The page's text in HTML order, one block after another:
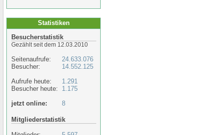
Statistiken
Besucherstatistik
Gezählt seit dem 12.03.2010
Seitenaufrufe:
Besucher:
Aufrufe heute:
Besucher heute:
jetzt online:
24.633.076
14.552.125
1.291
1.175
8
Mitgliederstatistik